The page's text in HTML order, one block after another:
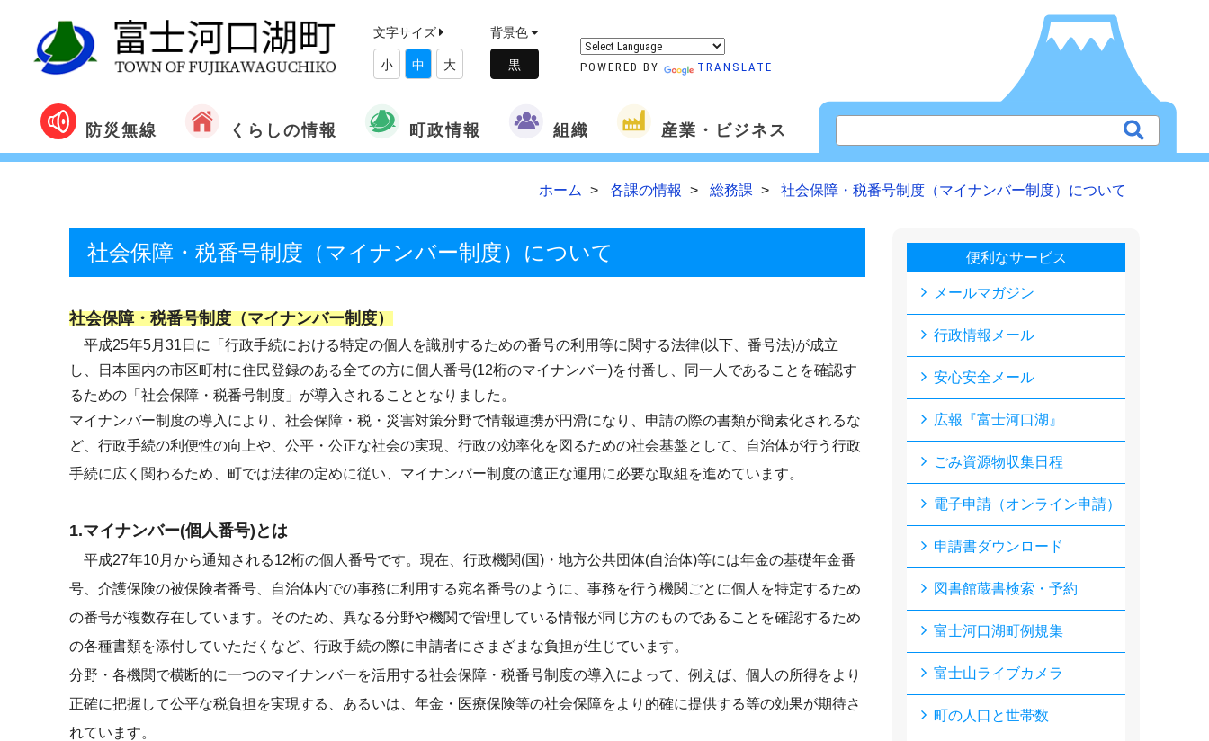
文字サイズ
小 中 大
背景色
POWERED BY TRANSLATE
防災無線 くらしの情報 町政情報 組織 産業・ビジネス
ホーム 各課の情報 総務課 社会保障・税番号制度（マイナンバー制度）について
社会保障・税番号制度（マイナンバー制度）について
社会保障・税番号制度（マイナンバー制度）
平成25年5月31日に「行政手続における特定の個人を識別するための番号の利用等に関する法律(以下、番号法)が成立
し、日本国内の市区町村に住民登録のある全ての方に個人番号(12桁のマイナンバー)を付番し、同一人であることを確認す
るための「社会保障・税番号制度」が導入されることとなりました。
マイナンバー制度の導入により、社会保障・税・災害対策分野で情報連携が円滑になり、申請の際の書類が簡素化されるな
ど、行政手続の利便性の向上や、公平・公正な社会の実現、行政の効率化を図るための社会基盤として、自治体が行う行政
手続に広く関わるため、町では法律の定めに従い、マイナンバー制度の適正な運用に必要な取組を進めています。
1.マイナンバー(個人番号)とは
平成27年10月から通知される12桁の個人番号です。現在、行政機関(国)・地方公共団体(自治体)等には年金の基礎年金番
号、介護保険の被保険者番号、自治体内での事務に利用する宛名番号のように、事務を行う機関ごとに個人を特定するため
の番号が複数存在しています。そのため、異なる分野や機関で管理している情報が同じ方のものであることを確認するため
の各種書類を添付していただくなど、行政手続の際に申請者にさまざまな負担が生じています。
分野・各機関で横断的に一つのマイナンバーを活用する社会保障・税番号制度の導入によって、例えば、個人の所得をより
正確に把握して公平な税負担を実現する、あるいは、年金・医療保険等の社会保障をより的確に提供する等の効果が期待さ
れています。
便利なサービス
メールマガジン
行政情報メール
安心安全メール
広報『富士河口湖』
ごみ資源物収集日程
電子申請（オンライン申請）
申請書ダウンロード
図書館蔵書検索・予約
富士河口湖町例規集
富士山ライブカメラ
町の人口と世帯数